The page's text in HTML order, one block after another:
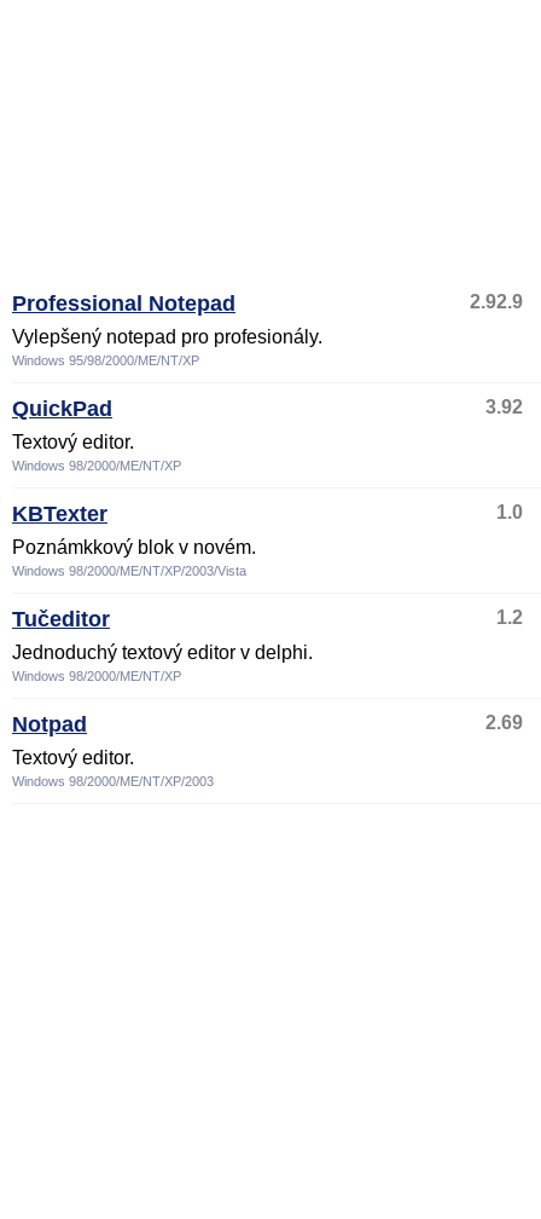
Professional Notepad
2.92.9
Vylepšený notepad pro profesionály.
Windows 95/98/2000/ME/NT/XP
QuickPad
3.92
Textový editor.
Windows 98/2000/ME/NT/XP
KBTexter
1.0
Poznámkkový blok v novém.
Windows 98/2000/ME/NT/XP/2003/Vista
Tučeditor
1.2
Jednoduchý textový editor v delphi.
Windows 98/2000/ME/NT/XP
Notpad
2.69
Textový editor.
Windows 98/2000/ME/NT/XP/2003